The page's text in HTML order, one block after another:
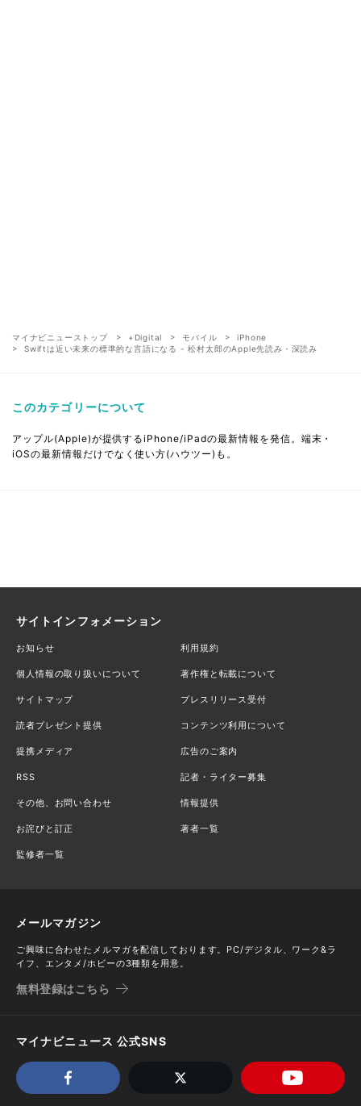
マイナビニューストップ +Digital モバイル
iPhone
Swiftは近い未来の標準的な言語になる - 松村太郎のApple先読み・深読み
このカテゴリーについて
アップル(Apple)が提供するiPhone/iPadの最新情報を発信。端末・
iOSの最新情報だけでなく使い方(ハウツー)も。
サイトインフォメーション
お知らせ 利用規約
個人情報の取り扱いについて 著作権と転載について
サイトマップ プレスリリース受付
読者プレゼント提供 コンテンツ利用について
提携メディア 広告のご案内
RSS 記者・ライター募集
その他、お問い合わせ 情報提供
お詫びと訂正 著者一覧
監修者一覧
メールマガジン
ご興味に合わせたメルマガを配信しております。PC/デジタル、ワーク&ラ
イフ、エンタメ/ホビーの3種類を用意。
無料登録はこちら
マイナビニュース 公式SNS